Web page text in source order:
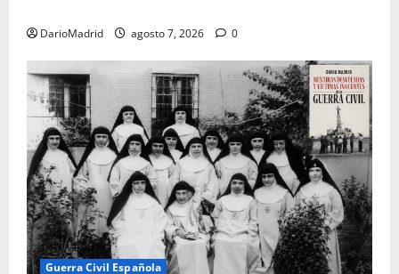
DarioMadrid agosto 7, 2026 0
Guerra Civil Española